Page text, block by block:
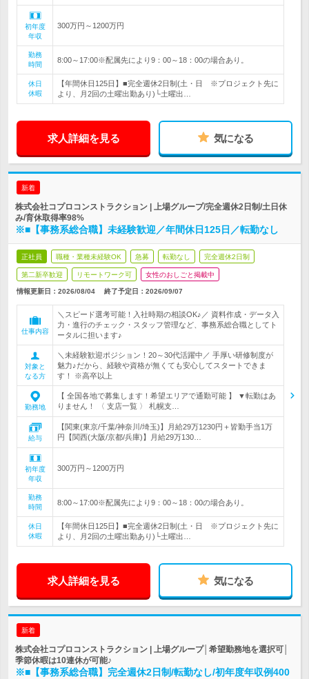
初年度
年収
300万円～1200万円
勤務
時間
8:00～17:00※配属先により9：00～18：00の場合あり。
休日
休暇
【年間休日125日】■完全週休2日制(土・日 ※プロジェクト先に
より、月2回の土曜出勤あり)└土曜出…
求人詳細を見る 気になる
新着
株式会社コプロコンストラクション | 上場グループ/完全週休2日制/土日休
み/育休取得率98%
※■【事務系総合職】未経験歓迎／年間休日125日／転勤なし
正社員 職種・業種未経験OK 急募 転勤なし 完全週休2日制
第二新卒歓迎 リモートワーク可 女性のおしごと掲載中
情報更新日：2026/08/04 終了予定日： 2026/09/07
仕事内容
＼スピード選考可能！入社時期の相談OK♪／ 資料作成・データ入
力・進行のチェック・スタッフ管理など、事務系総合職としてト
ータルに担います♪
対象と
なる方
＼未経験歓迎ポジション！20～30代活躍中／ 手厚い研修制度が
魅力♪だから、経験や資格が無くても安心してスタートできま
す！ ※高卒以上
勤務地
【 全国各地で募集します！希望エリアで通勤可能 】 ▼転勤はあ
りません！ 〈 支店一覧 〉 札幌支…
給与
【関東(東京/千葉/神奈川/埼玉)】月給29万1230円＋皆勤手当1万
円【関西(大阪/京都/兵庫)】月給29万130…
初年度
年収
300万円～1200万円
勤務
時間
8:00～17:00※配属先により9：00～18：00の場合あり。
休日
休暇
【年間休日125日】■完全週休2日制(土・日 ※プロジェクト先に
より、月2回の土曜出勤あり)└土曜出…
求人詳細を見る 気になる
新着
株式会社コプロコンストラクション | 上場グループ│希望勤務地を選択可│
季節休暇は10連休が可能♪
※■【事務系総合職】完全週休2日制/転勤なし/初年度年収例400